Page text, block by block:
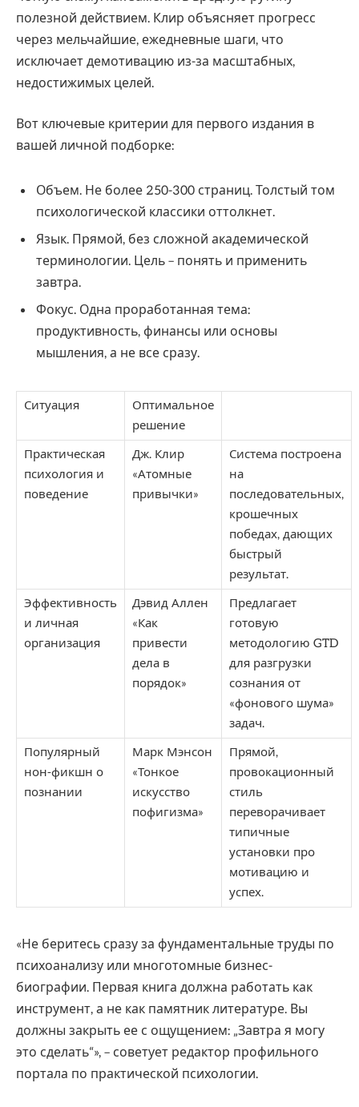
полезной действием. Клир объясняет прогресс
через мельчайшие, ежедневные шаги, что
исключает демотивацию из-за масштабных,
недостижимых целей.
Вот ключевые критерии для первого издания в
вашей личной подборке:
Объем. Не более 250-300 страниц. Толстый том
психологической классики оттолкнет.
Язык. Прямой, без сложной академической
терминологии. Цель – понять и применить
завтра.
Фокус. Одна проработанная тема:
продуктивность, финансы или основы
мышления, а не все сразу.
Ситуация
Оптимальное
решение
Практическая
психология и
поведение
Дж. Клир
«Атомные
привычки»
Система построена
на
последовательных,
крошечных
победах, дающих
быстрый
результат.
Эффективность
и личная
организация
Дэвид Аллен
«Как
привести
дела в
порядок»
Предлагает
готовую
методологию GTD
для разгрузки
сознания от
«фонового шума»
задач.
Популярный
нон-фикшн о
познании
Марк Мэнсон
«Тонкое
искусство
пофигизма»
Прямой,
провокационный
стиль
переворачивает
типичные
установки про
мотивацию и
успех.
«Не беритесь сразу за фундаментальные труды по
психоанализу или многотомные бизнес-
биографии. Первая книга должна работать как
инструмент, а не как памятник литературе. Вы
должны закрыть ее с ощущением: „Завтра я могу
это сделать“», – советует редактор профильного
портала по практической психологии.